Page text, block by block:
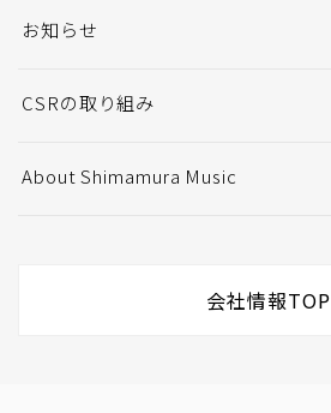
お知らせ
CSRの取り組み
About Shimamura Music
会社情報TOP